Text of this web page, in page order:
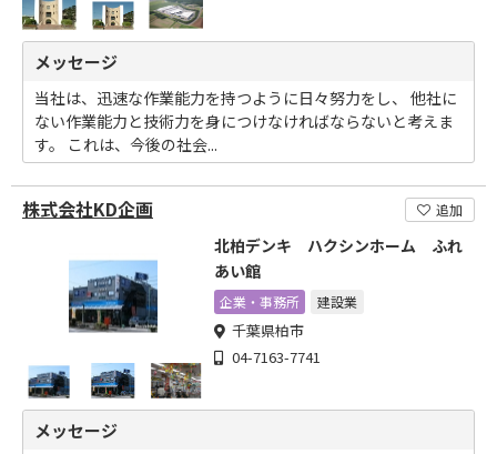
メッセージ
当社は、迅速な作業能力を持つように日々努力をし、 他社に
ない作業能力と技術力を身につけなければならないと考えま
す。 これは、今後の社会...
株式会社KD企画 追加
北柏デンキ ハクシンホーム ふれ
あい館
企業・事務所 建設業
千葉県柏市
04-7163-7741
メッセージ